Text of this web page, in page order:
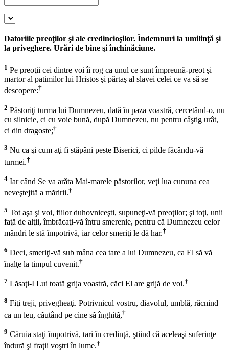
Datoriile preoţilor şi ale credincioşilor. Îndemnuri la umilinţă şi
la priveghere. Urări de bine şi închinăciune.
1 Pe preoţii cei dintre voi îi rog ca unul ce sunt împreună-preot şi
martor al patimilor lui Hristos şi părtaş al slavei celei ce va să se
descopere:†
2 Păstoriţi turma lui Dumnezeu, dată în paza voastră, cercetând-o, nu
cu silnicie, ci cu voie bună, după Dumnezeu, nu pentru câştig urât,
ci din dragoste;†
3 Nu ca şi cum aţi fi stăpâni peste Biserici, ci pilde făcându-vă
turmei.†
4 Iar când Se va arăta Mai-marele păstorilor, veţi lua cununa cea
neveştejită a măririi.†
5 Tot aşa şi voi, fiilor duhovniceşti, supuneţi-vă preoţilor; şi toţi, unii
faţă de alţii, îmbrăcaţi-vă întru smerenie, pentru că Dumnezeu celor
mândri le stă împotrivă, iar celor smeriţi le dă har.†
6 Deci, smeriţi-vă sub mâna cea tare a lui Dumnezeu, ca El să vă
înalţe la timpul cuvenit.†
7 Lăsaţi-I Lui toată grija voastră, căci El are grijă de voi.†
8 Fiţi treji, privegheaţi. Potrivnicul vostru, diavolul, umblă, răcnind
ca un leu, căutând pe cine să înghită,†
9 Căruia staţi împotrivă, tari în credinţă, ştiind că aceleaşi suferinţe
îndură şi fraţii voştri în lume.†